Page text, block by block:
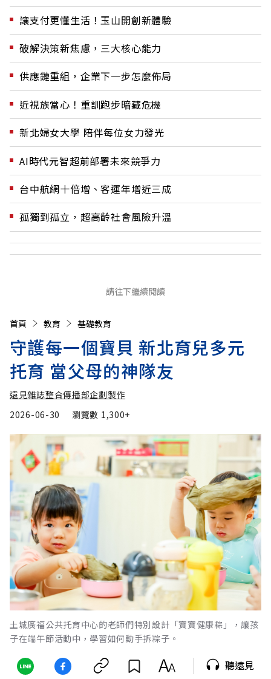
讓支付更懂生活！玉山開創新體驗
破解決策新焦慮，三大核心能力
供應鏈重組，企業下一步怎麼佈局
近視族當心！重訓跑步暗藏危機
新北婦女大學 陪伴每位女力發光
AI時代元智超前部署未來競爭力
台中航網十倍增、客運年增近三成
孤獨到孤立，超高齡社會風險升溫
請往下繼續閱讀
首頁 教育 基礎教育
守護每一個寶貝 新北育兒多元
托育 當父母的神隊友
遠見雜誌整合傳播部企劃製作
2026-06-30
瀏覽數 1,300+
土城廣福公共托育中心的老師們特別設計「寶寶健康粽」，讓孩
子在端午節活動中，學習如何動手拆粽子。
聽遠見